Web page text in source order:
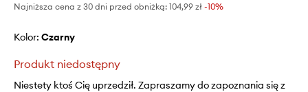
Najniższa cena z 30 dni przed obniżką: 104,99 zł -10%
Kolor: czarny
Produkt niedostępny
Niestety ktoś Cię uprzedził. Zapraszamy do zapoznania się z